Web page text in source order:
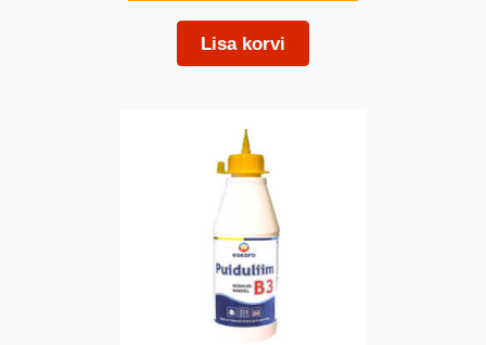
Lisa korvi